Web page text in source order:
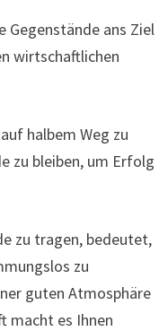
Gegenstände ans Ziel
wirtschaftlichen
halbem Weg zu
zu bleiben, um Erfolg
zu tragen, bedeutet,
zu
guten Atmosphäre
macht es Ihnen